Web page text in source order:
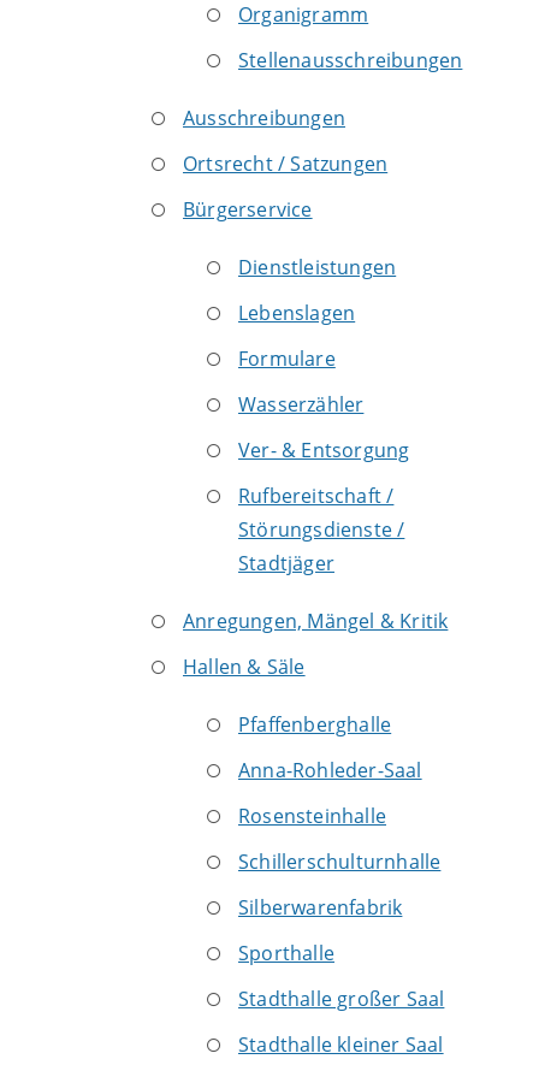
Organigramm
Stellenausschreibungen
Ausschreibungen
Ortsrecht / Satzungen
Bürgerservice
Dienstleistungen
Lebenslagen
Formulare
Wasserzähler
Ver- & Entsorgung
Rufbereitschaft /
Störungsdienste /
Stadtjäger
Anregungen, Mängel & Kritik
Hallen & Säle
Pfaffenberghalle
Anna-Rohleder-Saal
Rosensteinhalle
Schillerschulturnhalle
Silberwarenfabrik
Sporthalle
Stadthalle großer Saal
Stadthalle kleiner Saal